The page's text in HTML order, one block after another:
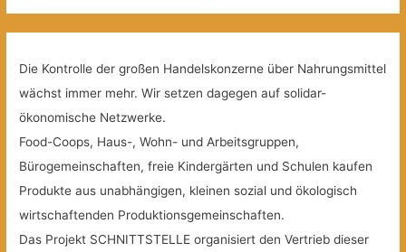
Die Kontrolle der großen Handelskonzerne über Nahrungsmittel
wächst immer mehr. Wir setzen dagegen auf solidar-
ökonomische Netzwerke.
Food-Coops, Haus-, Wohn- und Arbeitsgruppen,
Bürogemeinschaften, freie Kindergärten und Schulen kaufen
Produkte aus unabhängigen, kleinen sozial und ökologisch
wirtschaftenden Produktionsgemeinschaften.
Das Projekt SCHNITTSTELLE organisiert den Vertrieb dieser